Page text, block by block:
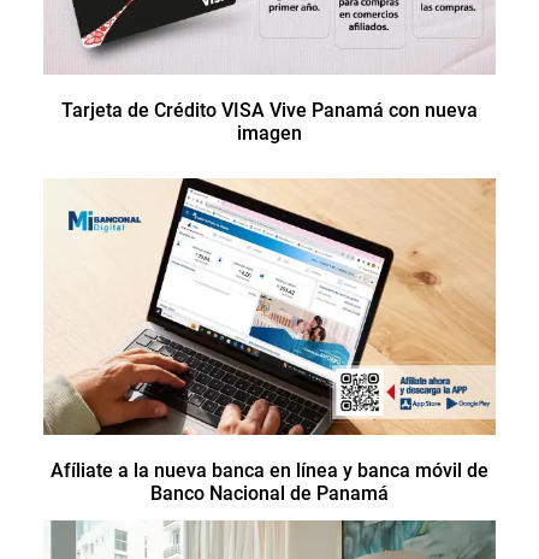
Tarjeta de Crédito VISA Vive Panamá con nueva
imagen
Afíliate a la nueva banca en línea y banca móvil de
Banco Nacional de Panamá